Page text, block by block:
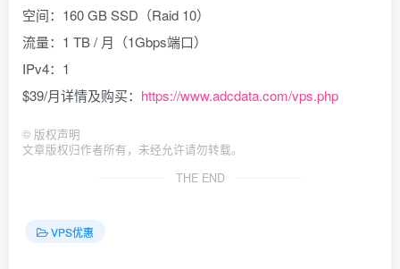
空间：160 GB SSD（Raid 10）
流量：1 TB / 月（1Gbps端口）
IPv4：1
$39/月详情及购买： https://www.adcdata.com/vps.php
© 版权声明
文章版权归作者所有，未经允许请勿转载。
THE END
VPS优惠